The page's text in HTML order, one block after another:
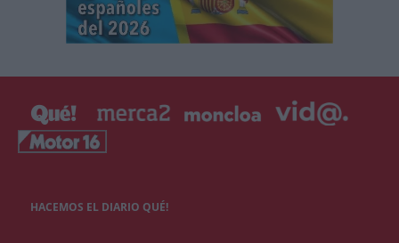
HACEMOS EL DIARIO QUÉ!